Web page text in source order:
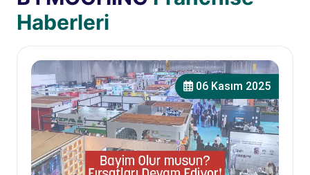
Haberleri
06 Kasım 2025